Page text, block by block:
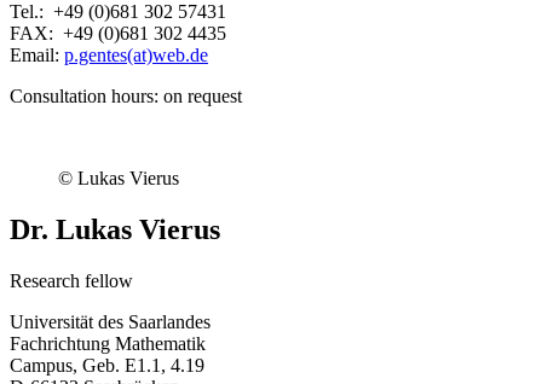
Tel.: +49 (0)681 302 57431
FAX: +49 (0)681 302 4435
Email: p.gentes(at)web.de
Consultation hours: on request
© Lukas Vierus
Dr. Lukas Vierus
Research fellow
Universität des Saarlandes
Fachrichtung Mathematik
Campus, Geb. E1.1, 4.19